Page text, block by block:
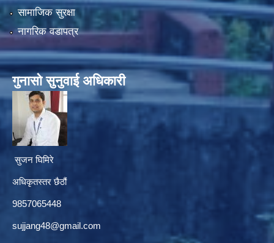
सामाजिक सुरक्षा
नागरिक वडापत्र
गुनासाे सुनुवाई अधिकारी
सुजन घिमिरे
अधिकृतस्तर छैठौं‌
9857065448
sujjang48@gmail.com